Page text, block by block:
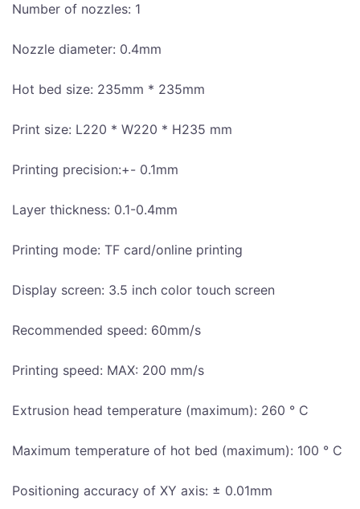
Number of nozzles: 1
Nozzle diameter: 0.4mm
Hot bed size: 235mm * 235mm
Print size: L220 * W220 * H235 mm
Printing precision:+- 0.1mm
Layer thickness: 0.1-0.4mm
Printing mode: TF card/online printing
Display screen: 3.5 inch color touch screen
Recommended speed: 60mm/s
Printing speed: MAX: 200 mm/s
Extrusion head temperature (maximum): 260 ° C
Maximum temperature of hot bed (maximum): 100 ° C
Positioning accuracy of XY axis: ± 0.01mm